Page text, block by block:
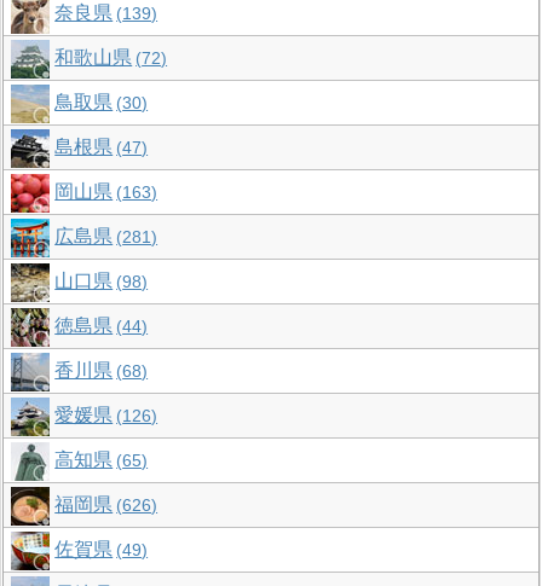
奈良県 139
和歌山県 72
鳥取県 30
島根県 47
岡山県 163
広島県 281
山口県 98
徳島県 44
香川県 68
愛媛県 126
高知県 65
福岡県 626
佐賀県 49